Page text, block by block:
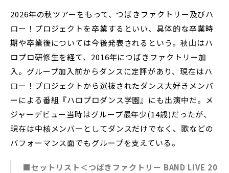
2026年の秋ツアーをもって、つばきファクトリー及びハ
ロー！プロジェクトを卒業するといい、具体的な卒業時
期や卒業後については今後発表されるという。秋山はハ
ロプロ研修生を経て、2016年につばきファクトリー加
入。グループ加入前からダンスに定評があり、現在はハ
ロー！プロジェクトから選抜されたダンス大好きメンバ
ーによる番組『ハロプロダンス学園』にも出演中だ。メ
ジャーデビュー当時はグループ最年少(14歳)だったが、
現在は中核メンバーとしてダンスだけでなく、歌などの
パフォーマンス面でもグループを支えている。
■セットリスト＜つばきファクトリー BAND LIVE 20